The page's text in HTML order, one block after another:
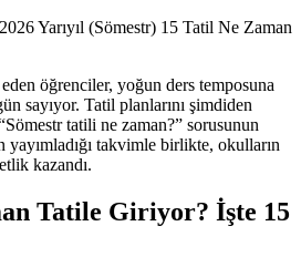
öğrenciler, yoğun ders temposuna
sayıyor. Tatil planlarını şimdiden
tatili ne zaman?” sorusunun
yayımladığı takvimle birlikte, okulların
kazandı.
Tatile Giriyor? İşte 15